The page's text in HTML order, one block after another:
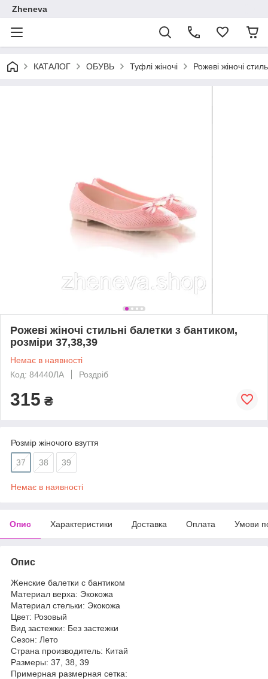
Zheneva
КАТАЛОГ ОБУВЬ Туфлі жіночі Рожеві жіночі
Рожеві жіночі стильні балетки з бантиком,
розміри 37,38,39
Немає в наявності
Код: 84440ЛА
Роздріб
315 ₴
Розмір жіночого взуття
37 38 39
Немає в наявності
Опис Характеристики Доставка Оплата Умови
Опис
Женские балетки с бантиком
Материал верха: Экокожа
Материал стельки: Экокожа
Цвет: Розовый
Вид застежки: Без застежки
Сезон: Лето
Страна производитель: Китай
Размеры: 37, 38, 39
Примерная размерная сетка: